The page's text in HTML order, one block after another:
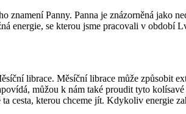
Panny. Panna je znázorněná jako
energie, se kterou jsme pracovali v
librace. Měsíční librace může způsobit
můžou k nám také proudit tyto
cesta, kterou chceme jít. Kdykoliv energie